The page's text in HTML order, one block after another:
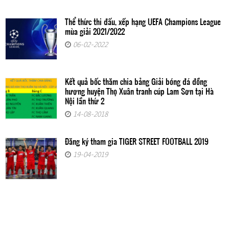
Thể thức thi đấu, xếp hạng UEFA Champions League
mùa giải 2021/2022
06-02-2022
Kết quả bốc thăm chia bảng Giải bóng đá đồng
hương huyện Thọ Xuân tranh cúp Lam Sơn tại Hà
Nội lần thứ 2
14-08-2018
Đăng ký tham gia TIGER STREET FOOTBALL 2019
19-04-2019